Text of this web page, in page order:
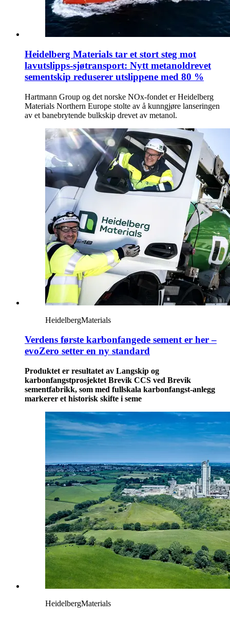
Heidelberg Materials tar et stort steg mot
lavutslipps-sjøtransport: Nytt metanoldrevet
sementskip reduserer utslippene med 80 %
Hartmann Group og det norske NOx-fondet er Heidelberg
Materials Northern Europe stolte av å kunngjøre lanseringen
av et banebrytende bulkskip drevet av metanol.
HeidelbergMaterials
Verdens første karbonfangede sement er her –
evoZero setter en ny standard
Produktet er resultatet av Langskip og
karbonfangstprosjektet Brevik CCS ved Brevik
sementfabrikk, som med fullskala karbonfangst-anlegg
markerer et historisk skifte i seme
HeidelbergMaterials